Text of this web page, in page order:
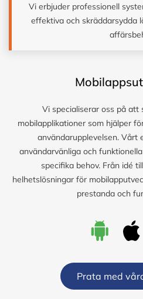
Vi erbjuder professionell
effektiva och skräddarsydda
Vi specialiserar oss på att
mobilapplikationer som hjälper
användarupplevelsen. Vårt
användarvänliga och
specifika behov. Från idé
helhetslösningar för
prestanda och
Prata med